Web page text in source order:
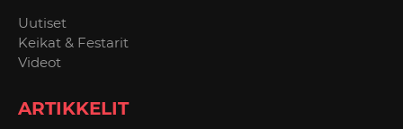
Uutiset
Keikat & Festarit
Videot
ARTIKKELIT